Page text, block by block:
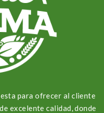
para ofrecer al cliente
excelente calidad, donde